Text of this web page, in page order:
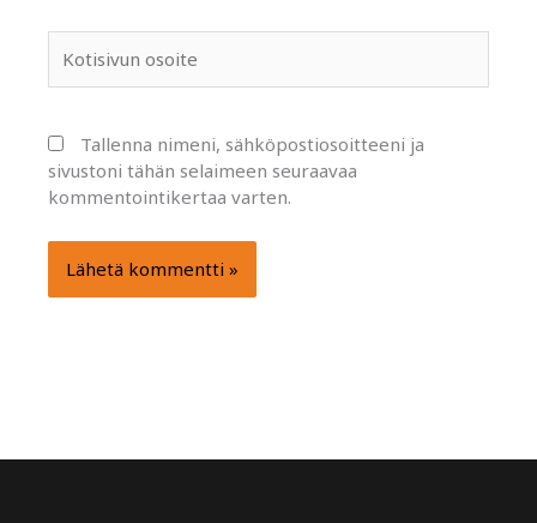
osoite
Tallenna nimeni, sähköpostiosoitteeni ja
sivustoni tähän selaimeen seuraavaa
kommentointikertaa varten.